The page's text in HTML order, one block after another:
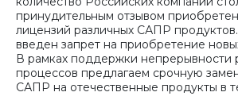
принудительным отзывом
лицензий различных САПР
введен запрет на приобретение
В рамках поддержки непрерывности
процессов предлагаем срочную
САПР на отечественные продукты в